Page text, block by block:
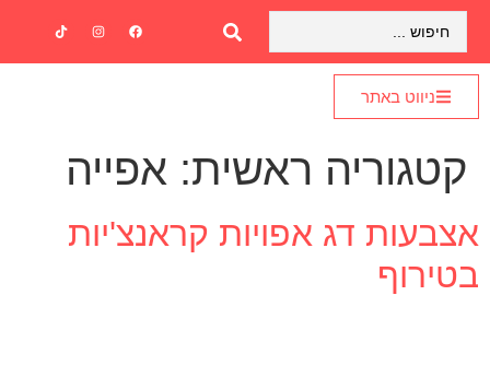
ניווט באתר
קטגוריה ראשית: אפייה
אצבעות דג אפויות קראנצ'יות
בטירוף